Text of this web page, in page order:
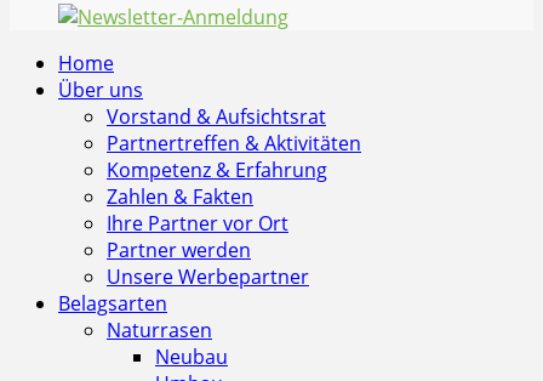
Home
Über uns
Vorstand & Aufsichtsrat
Partnertreffen & Aktivitäten
Kompetenz & Erfahrung
Zahlen & Fakten
Ihre Partner vor Ort
Partner werden
Unsere Werbepartner
Belagsarten
Naturrasen
Neubau